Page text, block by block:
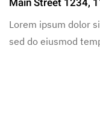
Lorem ipsum dolor
sed do eiusmod